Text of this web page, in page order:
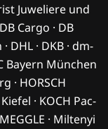
Juweliere und
Cargo · DB
DHL · DKB · dm-
Bayern München
· HORSCH
· KOCH Pac-
· Miltenyi